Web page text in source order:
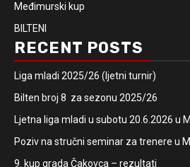
Međimurski kup
BILTENI
RECENT POSTS
Liga mladi 2025/26 (ljetni turnir)
Bilten broj 8 za sezonu 2025/26
Ljetna liga mladi u subotu 20.6.2026 u
Poziv na stručni seminar za trenere u
9. kup grada Čakovca – rezultati